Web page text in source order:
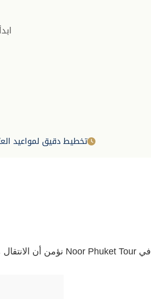
تخطيط دقيق لمواعيد
في Noor Phuket Tour نؤمن أن الانتقال من بوكيت إلى رصيف دونساك يجب أن يكون جزءًا من عطلتك — هادئًا، خاصًا، وبتوقيتٍ مطابق لعبّارتك.